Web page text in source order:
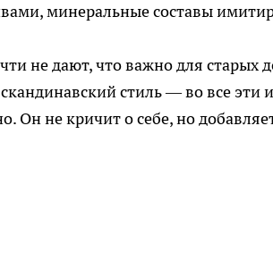
минеральные составы
не дают, что важно для старых
стиль — во все эти
Он не кричит о себе, но